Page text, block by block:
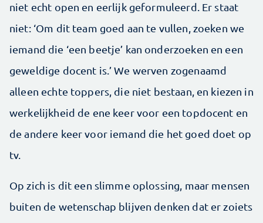
niet echt open en eerlijk geformuleerd. Er staat
niet: ‘Om dit team goed aan te vullen, zoeken we
iemand die ‘een beetje’ kan onderzoeken en een
geweldige docent is.’ We werven zogenaamd
alleen echte toppers, die niet bestaan, en kiezen in
werkelijkheid de ene keer voor een topdocent en
de andere keer voor iemand die het goed doet op
tv.
Op zich is dit een slimme oplossing, maar mensen
buiten de wetenschap blijven denken dat er zoiets